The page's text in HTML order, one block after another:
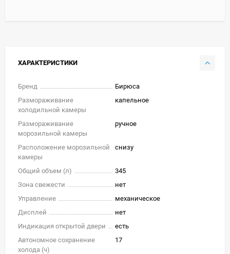
ХАРАКТЕРИСТИКИ
Бренд
Бирюса
Размораживание
холодильной камеры
капельное
Размораживание
морозильной камеры
ручное
Расположение морозильной
камеры
снизу
Общий объем (л)
345
Зона свежести
нет
Управление
механическое
Дисплей
нет
Индикация открытой двери
есть
Автономное сохранение
холода (ч)
17